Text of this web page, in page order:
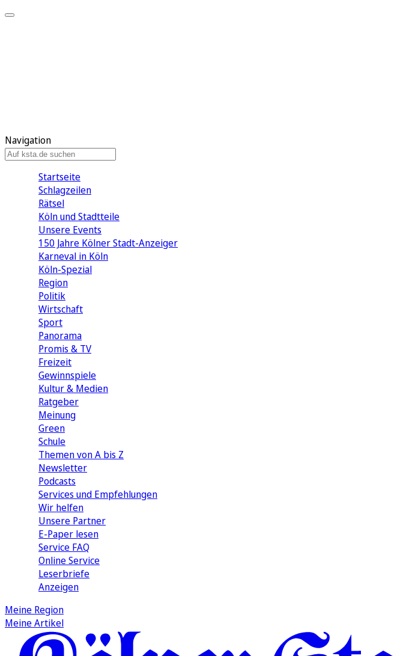
Navigation
Startseite
Schlagzeilen
Rätsel
Köln und Stadtteile
Unsere Events
150 Jahre Kölner Stadt-Anzeiger
Karneval in Köln
Köln-Spezial
Region
Politik
Wirtschaft
Sport
Panorama
Promis & TV
Freizeit
Gewinnspiele
Kultur & Medien
Ratgeber
Meinung
Green
Schule
Themen von A bis Z
Newsletter
Podcasts
Services und Empfehlungen
Wir helfen
Unsere Partner
E-Paper lesen
Service FAQ
Online Service
Leserbriefe
Anzeigen
Meine Region
Meine Artikel